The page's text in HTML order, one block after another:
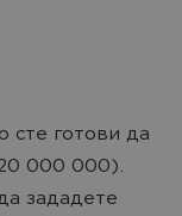
сте готови да
000 000).
зададете